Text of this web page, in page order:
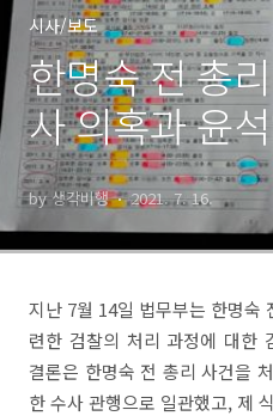
시사/보도
한명숙 전 총
사 의혹과 윤
식구 감싸기
by 생각비행 2021. 7. 16.
지난 7월 14일 법무부는 한명숙
련한 검찰의 처리 과정에 대한
결론은 한명숙 전 총리 사건을
한 수사 관행으로 일관했고, 제